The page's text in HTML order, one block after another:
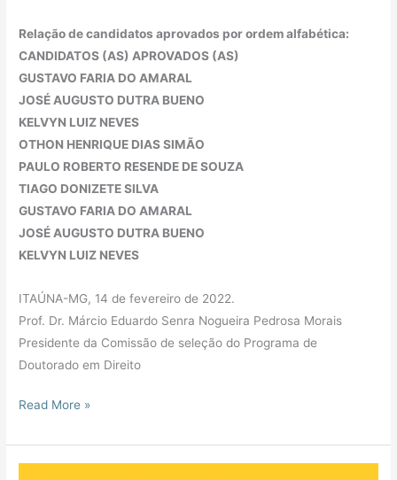
Relação de candidatos aprovados por ordem alfabética:
CANDIDATOS (AS) APROVADOS (AS)
GUSTAVO FARIA DO AMARAL
JOSÉ AUGUSTO DUTRA BUENO
KELVYN LUIZ NEVES
OTHON HENRIQUE DIAS SIMÃO
PAULO ROBERTO RESENDE DE SOUZA
TIAGO DONIZETE SILVA
GUSTAVO FARIA DO AMARAL
JOSÉ AUGUSTO DUTRA BUENO
KELVYN LUIZ NEVES
ITAÚNA-MG, 14 de fevereiro de 2022.
Prof. Dr. Márcio Eduardo Senra Nogueira Pedrosa Morais
Presidente da Comissão de seleção do Programa de
Doutorado em Direito
Read More »